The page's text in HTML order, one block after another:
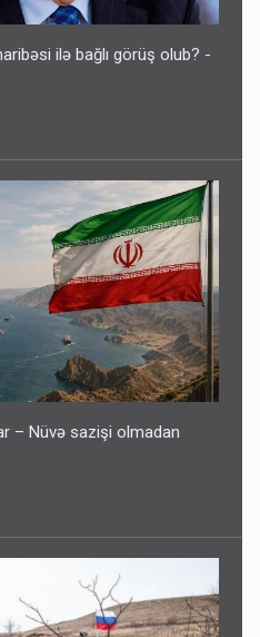
ilə bağlı görüş olub? -
– Nüvə sazişi olmadan